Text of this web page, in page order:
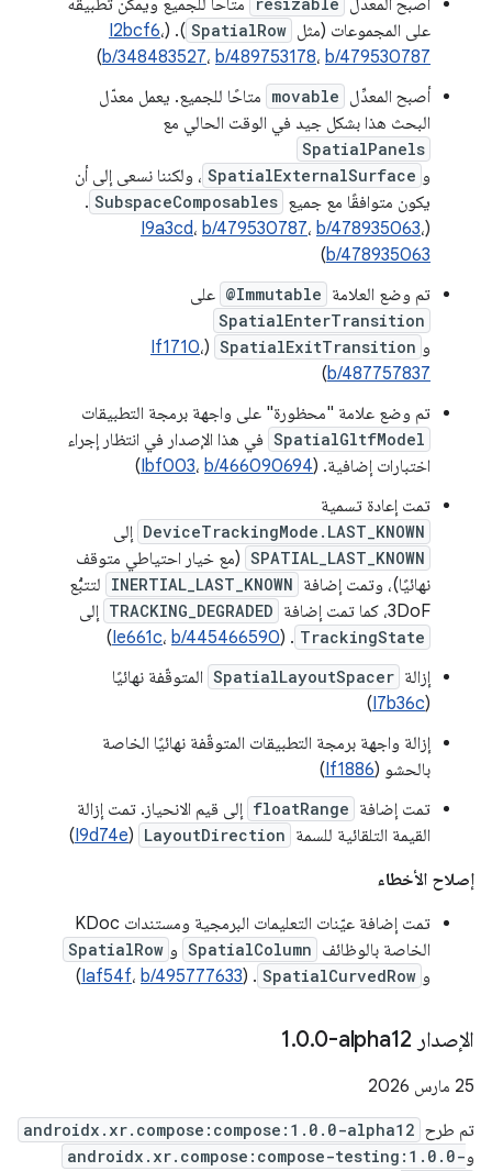
أصبح المعدِّل
متاحًا للجميع ويمكن تطبيقه
على المجموعات (مثل SpatialRow
). (
I2bcf6،
b/348483527، b/489753178، b/479530787
)
أصبح المعدِّل movable متاحًا للجميع. يعمل معدّل
البحث هذا بشكل جيد في الوقت الحالي مع
SpatialPanels
و SpatialExternalSurface ، ولكننا نسعى إلى أن
يكون متوافقًا مع جميع SubspaceComposables
.
(
I9a3cd، b/479530787، b/478935063،
b/478935063
)
تم وضع العلامة @Immutable على
SpatialEnterTransition
و SpatialExitTransition
(
If1710،
b/487757837
)
تم وضع علامة "محظورة" على واجهة برمجة التطبيقات
SpatialGltfModel في هذا الإصدار في انتظار إجراء
اختبارات إضافية. (
Ibf003، b/466090694
)
تمت إعادة تسمية
DeviceTrackingMode.LAST_KNOWN إلى
SPATIAL_LAST_KNOWN (مع خيار احتياطي متوقف
نهائيًا)، وتمت إضافة INERTIAL_LAST_KNOWN لتتبُّع
3DoF، كما تمت إضافة
TRACKING_DEGRADED إلى
TrackingState
. (
Ie661c، b/445466590
)
إزالة SpatialLayoutSpacer المتوقّفة نهائيًا
(
I7b36c
)
إزالة واجهة برمجة التطبيقات المتوقّفة نهائيًا الخاصة
بالحشو (If1886
)
تمت إضافة floatRange إلى قيم الانحياز. تمت إزالة
القيمة التلقائية للسمة LayoutDirection
(
I9d74e
)
إصلاح الأخطاء
تمت إضافة عيّنات التعليمات البرمجية ومستندات KDoc
الخاصة بالوظائف SpatialColumn و SpatialRow
و SpatialCurvedRow
. (
Iaf54f، b/495777633
)
الإصدار ‎1 .0.0-alpha12
‫25 مارس 2026
تم طرح androidx.xr.compose:compose:1.0.0-alpha12
وandroidx.xr.compose:compose-testing:1.0.0-